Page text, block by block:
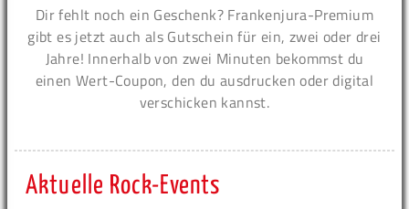
Dir fehlt noch ein Geschenk? Frankenjura-Premium
gibt es jetzt auch als Gutschein für ein, zwei oder drei
Jahre! Innerhalb von zwei Minuten bekommst du
einen Wert-Coupon, den du ausdrucken oder digital
verschicken kannst.
Aktuelle Rock-Events